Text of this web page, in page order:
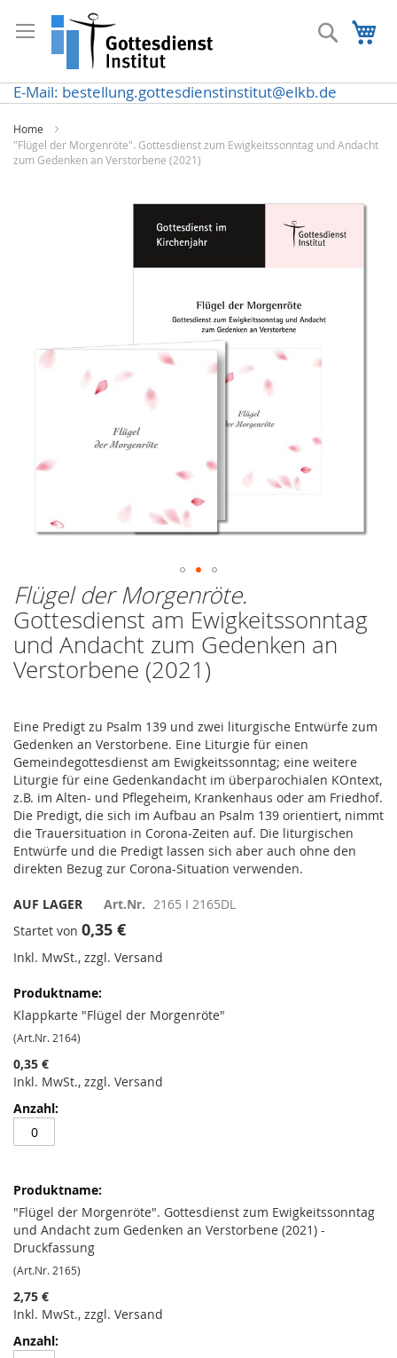
zum
Inhalt
Suche
E-Mail: bestellung.gottesdienstinstitut@elkb.de
Home
"Flügel der Morgenröte". Gottesdienst zum Ewigkeitssonntag und Andacht
zum Gedenken an Verstorbene (2021)
Flügel der Morgenröte.
Gottesdienst am Ewigkeitssonntag
und Andacht zum Gedenken an
Verstorbene (2021)
Eine Predigt zu Psalm 139 und zwei liturgische Entwürfe zum
Gedenken an Verstorbene. Eine Liturgie für einen
Gemeindegottesdienst am Ewigkeitssonntag; eine weitere
Liturgie für eine Gedenkandacht im überparochialen KOntext,
z.B. im Alten- und Pflegeheim, Krankenhaus oder am Friedhof.
Die Predigt, die sich im Aufbau an Psalm 139 orientiert, nimmt
die Trauersituation in Corona-Zeiten auf. Die liturgischen
Entwürfe und die Predigt lassen sich aber auch ohne den
direkten Bezug zur Corona-Situation verwenden.
AUF LAGER Art.Nr. 2165 I 2165DL
Startet von 0,35 €
Inkl. MwSt., zzgl. Versand
Produkte
-
Artikel
Klappkarte "Flügel der Morgenröte"
(Art.Nr. 2164)
0,35 €
Inkl. MwSt., zzgl. Versand
"Flügel der Morgenröte". Gottesdienst zum Ewigkeitssonntag
und Andacht zum Gedenken an Verstorbene (2021) -
Druckfassung
(Art.Nr. 2165)
2,75 €
Inkl. MwSt., zzgl. Versand
Zum
Anfang
der
Bildergalerie
springen